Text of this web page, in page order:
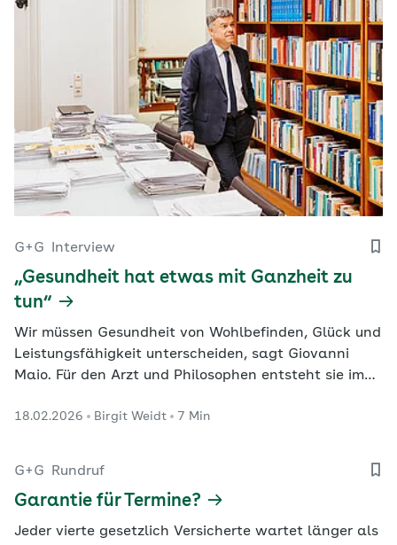
G+G Interview
„Gesundheit hat etwas mit Ganzheit zu
tun“
Wir müssen Gesundheit von Wohlbefinden, Glück und
Leistungsfähigkeit unterscheiden, sagt Giovanni
Maio. Für den Arzt und Philosophen entsteht sie im
Einschränkungen – in einer Gesellschaft, die
18.02.2026 Birgit Weidt 7 Min
G+G Rundruf
Garantie für Termine?
Jeder vierte gesetzlich Versicherte wartet länger als